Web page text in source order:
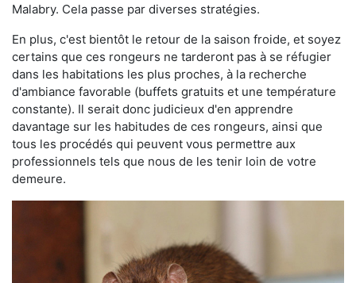
Malabry. Cela passe par diverses stratégies.
En plus, c'est bientôt le retour de la saison froide, et soyez
certains que ces rongeurs ne tarderont pas à se réfugier
dans les habitations les plus proches, à la recherche
d'ambiance favorable (buffets gratuits et une température
constante). Il serait donc judicieux d'en apprendre
davantage sur les habitudes de ces rongeurs, ainsi que
tous les procédés qui peuvent vous permettre aux
professionnels tels que nous de les tenir loin de votre
demeure.